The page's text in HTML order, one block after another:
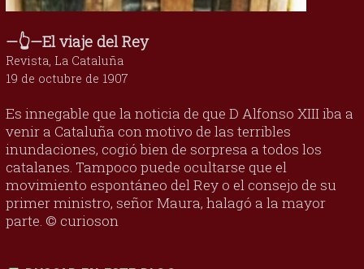
—👆—El viaje del Rey
Revista, La Cataluña
19 de octubre de 1907
Es innegable que la noticia de que D Alfonso XIII iba a
venir a Cataluña con motivo de las terribles
inundaciones, cogió bien de sorpresa a todos los
catalanes. Tampoco puede ocultarse que el
movimiento espontáneo del Rey o el consejo de su
primer ministro, señor Maura, halagó a la mayor
parte. © curioson